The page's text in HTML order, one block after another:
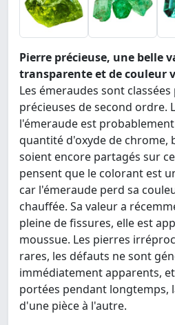
Pierre précieuse, une belle
transparente et de couleur
Les émeraudes sont
précieuses de second ordre.
l'émeraude est
quantité d'oxyde de chrome,
soient encore partagés sur
pensent que le colorant est
car l'émeraude perd sa
chauffée. Sa valeur a
pleine de fissures, elle est
moussue. Les pierres
rares, les défauts ne sont
immédiatement apparents,
portées pendant longtemps,
d'une pièce à l'autre.